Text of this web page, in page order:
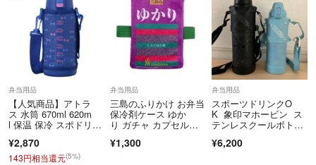
弁当用品
【人気商品】アトラ
ス 水筒 670ml 620m
l 保温 保冷 スポドリO
¥2,870
143円相当還元(5%)
弁当用品
三島のふりかけ お弁当
保冷剤ケース ゆか
り ガチャ カプセルト
¥1,300
弁当用品
スポーツドリンクO
K 象印マホービン ス
テンレスクールボト
筒 黒 水色 SD-HB1
¥6,200